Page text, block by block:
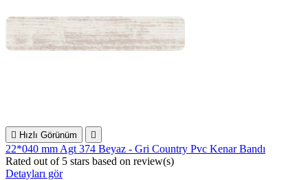
 Hızlı Görünüm 
22*040 mm Agt 374 Beyaz - Gri Country Pvc Kenar Bandı
Rated out of 5 stars based on review(s)
Detayları gör